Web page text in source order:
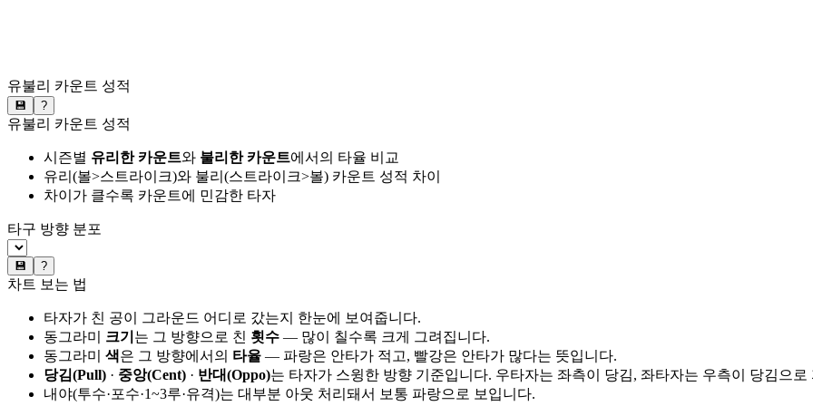
유불리 카운트 성적
💾 ?
유불리 카운트 성적
시즌별 유리한 카운트와 불리한 카운트에서의 타율 비교
유리(볼>스트라이크)와 불리(스트라이크>볼) 카운트 성적 차이
차이가 클수록 카운트에 민감한 타자
타구 방향 분포
💾 ?
차트 보는 법
타자가 친 공이 그라운드 어디로 갔는지 한눈에 보여줍니다.
동그라미 크기 는 그 방향으로 친 횟수 — 많이 칠수록 크게 그려집니다.
동그라미 색은 그 방향에서의 타율 — 파랑은 안타가 적고, 빨강은 안타가 많다는 뜻입니다.
당김(Pull) · 중앙(Cent) · 반대(Oppo)는 타자가 스윙한 방향 기준입니다. 우타자는 좌측이 당김, 좌타자는 우측이 당김으로
내야(투수·포수·1~3루·유격)는 대부분 아웃 처리돼서 보통 파랑으로 보입니다.